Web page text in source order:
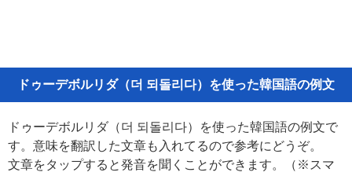
ドゥーデボルリダ（더 되돌리다）を使った韓国語の例文
ドゥーデボルリダ（더 되돌리다）を使った韓国語の例文で
す。意味を翻訳した文章も入れてるので参考にどうぞ。
文章をタップすると発音を聞くことができます。（※スマ